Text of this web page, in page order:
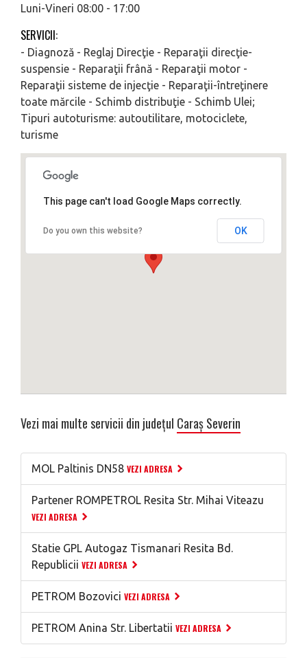
Luni-Vineri 08:00 - 17:00
SERVICII:
- Diagnoză - Reglaj Direcţie - Reparaţii direcţie-
suspensie - Reparaţii frână - Reparaţii motor -
Reparaţii sisteme de injecţie - Reparaţii-întreţinere
toate mărcile - Schimb distribuţie - Schimb Ulei;
Tipuri autoturisme: autoutilitare, motociclete,
turisme
This page can't load Google Maps correctly.
Do you own this website? OK
Vezi mai multe servicii din județul Caraș Severin
MOL Paltinis DN58 VEZI ADRESA
Partener ROMPETROL Resita Str. Mihai Viteazu
VEZI ADRESA
Statie GPL Autogaz Tismanari Resita Bd.
Republicii VEZI ADRESA
PETROM Bozovici VEZI ADRESA
PETROM Anina Str. Libertatii VEZI ADRESA